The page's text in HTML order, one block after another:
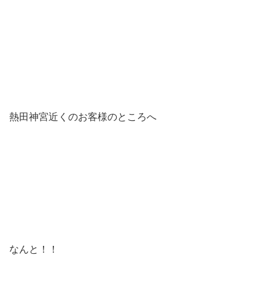
熱田神宮近くのお客様のところへ
なんと！！